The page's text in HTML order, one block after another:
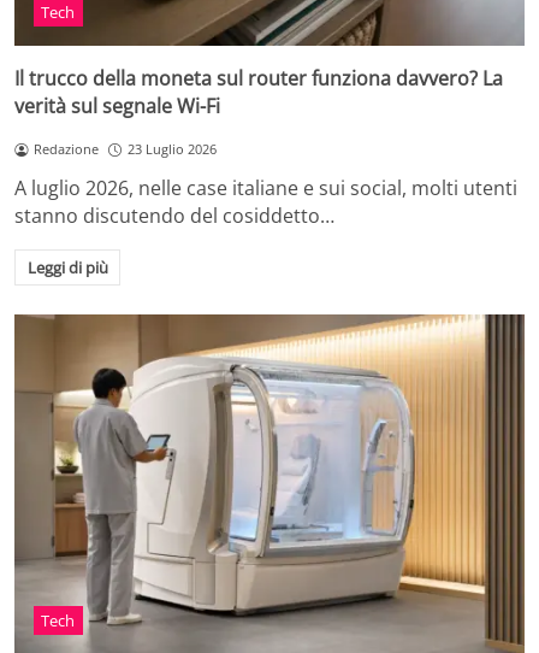
Tech
Il trucco della moneta sul router funziona davvero? La
verità sul segnale Wi-Fi
Redazione 23 Luglio 2026
A luglio 2026, nelle case italiane e sui social, molti utenti
stanno discutendo del cosiddetto…
Leggi di più
Tech